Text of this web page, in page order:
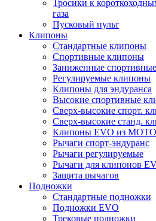
Тросики к
газа
Пусковый пульт
Клипоны
Стандартные клипоны
Спортивные клипоны
Заниженные спортивные
Регулируемые клипоны
Клипоны для эндуранса
Высокие спортивные
Сверх-высокие спорт.
Сверх-высокие станд.
Клипоны EVO из
Рычаги спорт-эндуранс
Рычаги регулируемые
Рычаги для клипонов
Защита рычагов
Подножки
Стандартные подножки
Подножки EVO
Трековые подножки